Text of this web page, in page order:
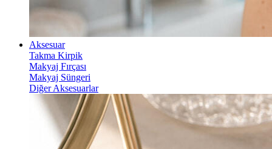
Aksesuar
Takma Kirpik
Makyaj Fırçası
Makyaj Süngeri
Diğer Aksesuarlar